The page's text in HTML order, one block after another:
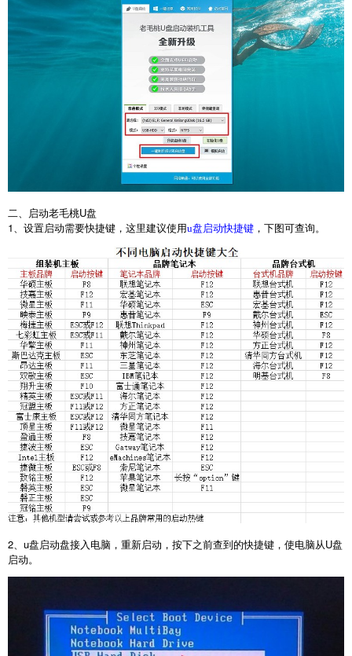
二、启动老毛桃U盘
1、设置启动需要快捷键，这里建议使用u盘启动快捷键 ，下图可查询。
2、 u盘启动盘接入电脑，重新启动，按下之前查到的快捷键，使电脑从U盘
启动。